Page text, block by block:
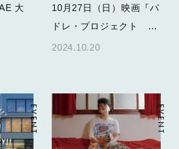
大
10月27日（日）映画『パ
ドレ・プロジェクト ～
父の影を追って～』舞台
2024.10.20
EVENT EVENT